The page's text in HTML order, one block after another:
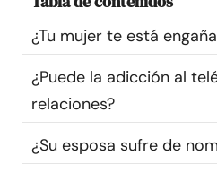
Comunidad
Encuentra un terapeuta
¿Tu mujer te está
¿Puede la adicción al
relaciones?
¿Su esposa sufre de